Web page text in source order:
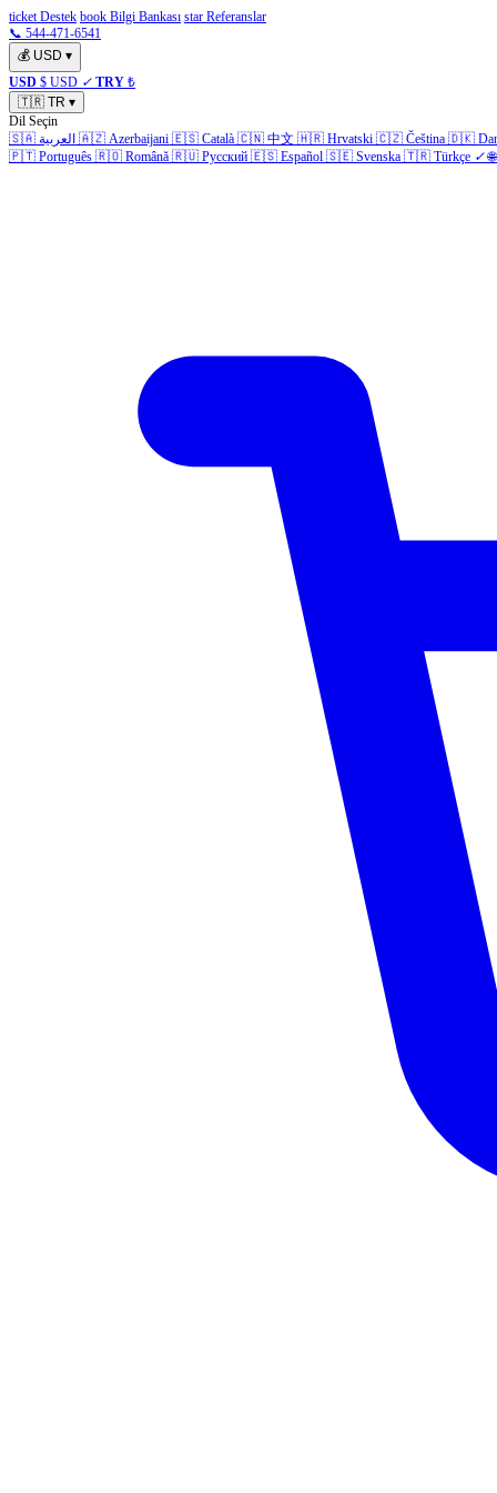
ticket Destek book Bilgi Bankası star Referanslar
📞 544-471-6541
💰 USD ▾
USD $ USD ✓ TRY ₺
🇹🇷 TR ▾
Dil Seçin
🇸🇦 العربية 🇦🇿 Azerbaijani 🇪🇸 Català 🇨🇳 中文 🇭🇷 Hrvatski 🇨🇿 Čeština 🇩🇰
🇵🇹 Português 🇷🇴 Română 🇷🇺 Русский 🇪🇸 Español 🇸🇪 Svenska 🇹🇷 Türkçe ✓ 🌐